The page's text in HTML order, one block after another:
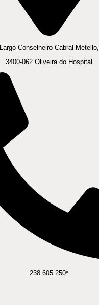
Largo Conselheiro Cabral Metello,
3400-062 Oliveira do Hospital
238 605 250*